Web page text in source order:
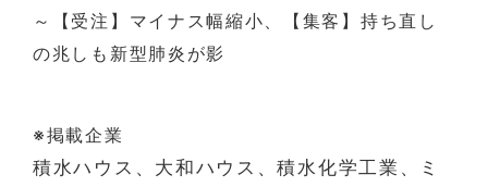
～【受注】マイナス幅縮小、【集客】持ち直し
の兆しも新型肺炎が影
※掲載企業
積水ハウス、大和ハウス、積水化学工業、ミ